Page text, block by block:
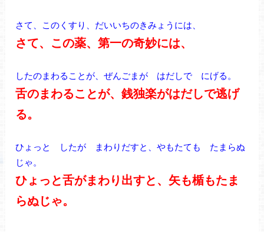
さて、このくすり、だいいちのきみょうには、
さて、この薬、第一の奇妙には、
したのまわることが、ぜんごまが はだしで にげる。
舌のまわることが、銭独楽がはだしで逃げ
る。
ひょっと したが まわりだすと、やもたても たまらぬ
じゃ。
ひょっと舌がまわり出すと、矢も楯もたま
らぬじゃ。